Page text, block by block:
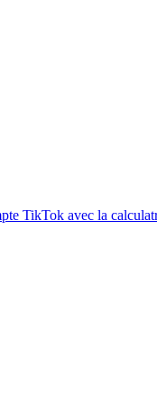
TikTok avec la